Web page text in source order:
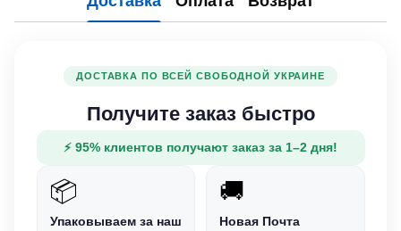
ДОСТАВКА ПО ВСЕЙ СВОБОДНОЙ УКРАИНЕ
Получите заказ быстро
⚡ 95% клиентов получают заказ за 1–2 дня!
📦
Упаковываем за наш
🚚
Новая Почта